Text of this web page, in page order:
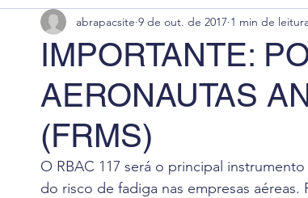
Artigos Científicos Eleição de Diretoria
Radiação Cósmica Dica de Leitura
Aviação Executiva
IMPORTANTE:
AERONAUTAS
(FRMS)
abrapacsite 9 de out. de 2017 1 min de
O RBAC 117 será o principal
do risco de fadiga nas empresas aéreas.